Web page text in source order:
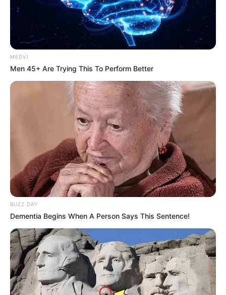
MEDVI
Men 45+ Are Trying This To Perform Better
BUZZ DAY
Dementia Begins When A Person Says This Sentence!